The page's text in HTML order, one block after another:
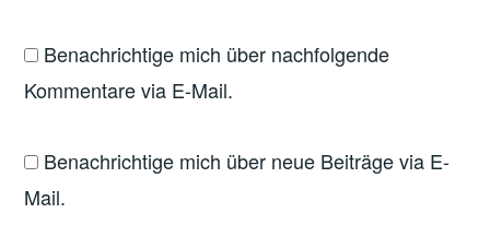
Benachrichtige mich über nachfolgende
Kommentare via E-Mail.
Benachrichtige mich über neue Beiträge via E-
Mail.